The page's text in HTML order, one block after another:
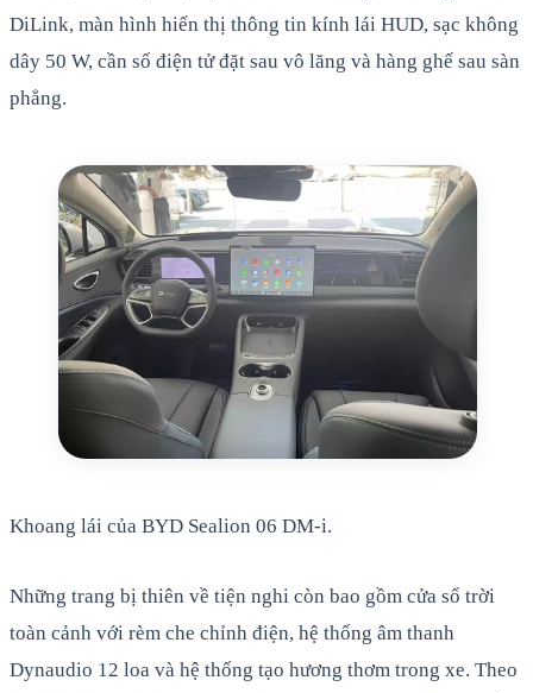
DiLink, màn hình hiển thị thông tin kính lái HUD, sạc không
dây 50 W, cần số điện tử đặt sau vô lăng và hàng ghế sau sàn
phẳng.
Khoang lái của BYD Sealion 06 DM-i.
Những trang bị thiên về tiện nghi còn bao gồm cửa sổ trời
toàn cảnh với rèm che chỉnh điện, hệ thống âm thanh
Dynaudio 12 loa và hệ thống tạo hương thơm trong xe. Theo